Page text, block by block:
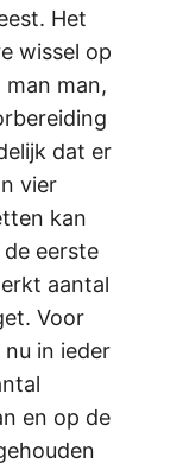
Het
wissel op
man,
dat er
vier
kan
eerste
aantal
Voor
in ieder
en op de